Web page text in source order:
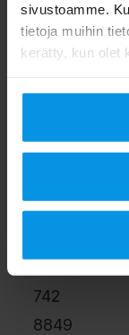
sivustoamme.
tietoja muihin
kerätty, kun olet
voitte
kanavaa,
Tavataan
742
8849